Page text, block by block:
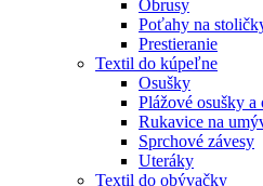
Obrusy
Poťahy na
Prestieranie
Textil do kúpeľne
Osušky
Plážové osušky a
Rukavice na
Sprchové závesy
Uteráky
Textil do obývačky